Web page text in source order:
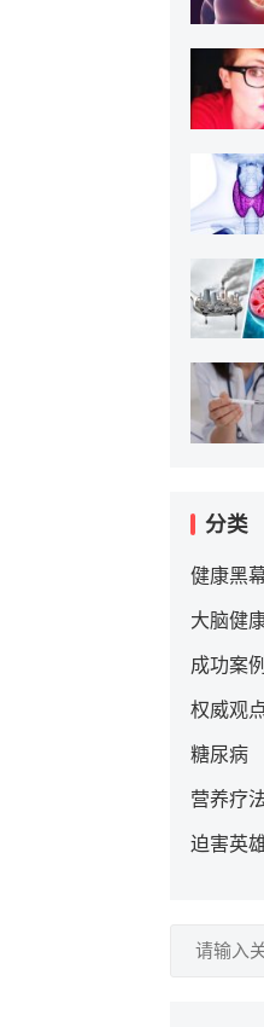
分类
健康黑
大脑健
成功案例
权威观
糖尿病
营养疗
迫害英